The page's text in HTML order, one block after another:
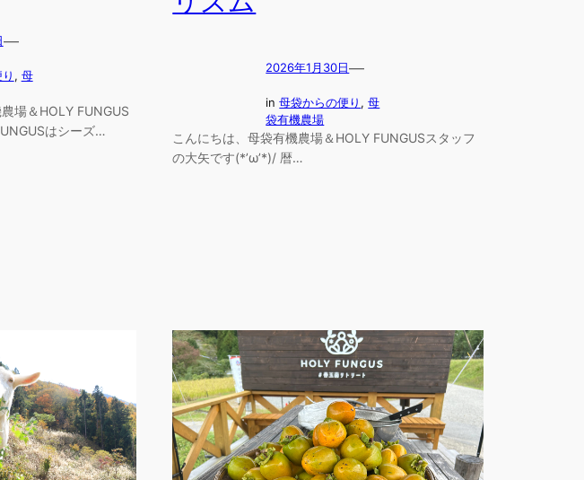
—
, 母
場＆HOLY FUNGUS
はシーズ…
2026年1月30日—
in母袋からの便り , 母
袋有機農場
こんにちは、母袋有機農場＆HOLY FUNGUSスタッフ
の大矢です(*’ω’*)/ 暦…